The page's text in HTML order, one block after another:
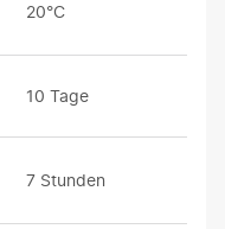
20°C
10 Tage
7 Stunden